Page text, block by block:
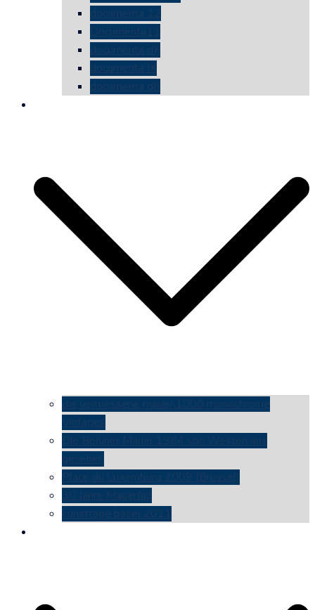
documenta 12
Documenta11
documenta dX
documenta IX
documenta d8
die vermessene mauer 1000 monochrome
Vintages
Die Berliner Mauer 1984 von Westen aus
gesehen
Place du Luxemburg 2009 (Brüssel)
30 Jahre Mauerfall
kunsttage basel 2021